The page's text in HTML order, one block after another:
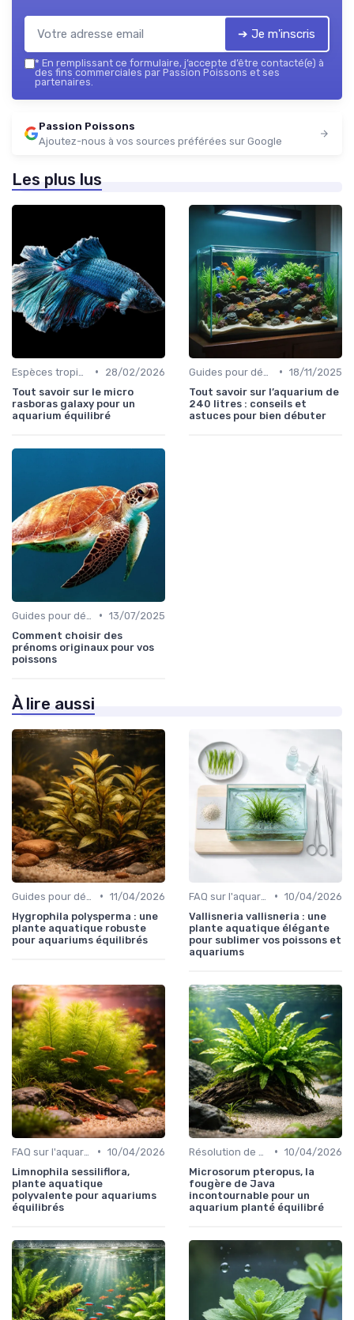
➔ Je m'inscris
* En remplissant ce formulaire, j’accepte d’être contacté(e) à
des fins commerciales par Passion Poissons et ses
partenaires.
Passion Poissons
Ajoutez-nous à vos sources préférées sur Google
Les plus lus
•
28/02/2026
Tout savoir sur le micro
rasboras galaxy pour un
aquarium équilibré
• 18/11/2025
Tout savoir sur l’aquarium de
240 litres : conseils et
astuces pour bien débuter
• 13/07/2025
Comment choisir des
prénoms originaux pour vos
poissons
À lire aussi
• 11/04/2026
Hygrophila polysperma : une
plante aquatique robuste
pour aquariums équilibrés
• 10/04/2026
Vallisneria vallisneria : une
plante aquatique élégante
pour sublimer vos poissons et
aquariums
• 10/04/2026
Limnophila sessiliflora,
plante aquatique
polyvalente pour aquariums
équilibrés
• 10/04/2026
Microsorum pteropus, la
fougère de Java
incontournable pour un
aquarium planté équilibré